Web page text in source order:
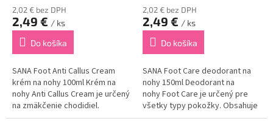
2,02 € bez DPH
2,49 € / ks
Do košíka
SANA Foot Anti Callus Cream
krém na nohy 100ml Krém na
nohy Anti Callus Cream je určený
na zmäkčenie chodidiel.
Obsahuje špeciálne zloženie,
2,02 € bez DPH
2,49 € / ks
Do košíka
SANA Foot Care deodorant na
nohy 150ml Deodorant na
nohy Foot Care je určený pre
všetky typy pokožky. Obsahuje
špeciálnu technológiu, ktorá